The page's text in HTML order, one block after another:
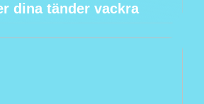
dina tänder vackra